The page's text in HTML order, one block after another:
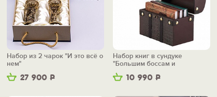
27 900 Р
Набор из 2 чарок "И это всё о
нем"
10 990 Р
Набор книг в сундуке
"Большим боссам и
маленьким"